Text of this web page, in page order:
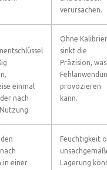
verursachen.
einmal
nach
Ohne
sinkt die
Präzision, was
provozieren
kann.
in einer
Feuchtigkeit
Lagerung